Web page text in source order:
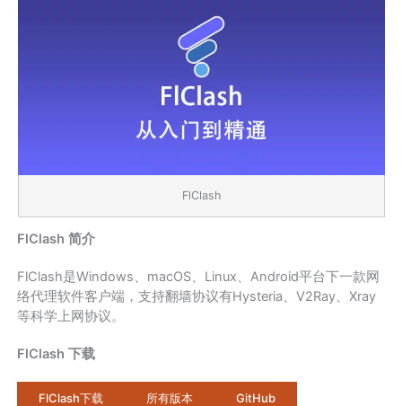
FlClash
FlClash 简介
FlClash是Windows、macOS、Linux、Android平台下一款网
络代理软件客户端，支持翻墙协议有Hysteria、V2Ray、Xray
等科学上网协议。
FlClash 下载
FlClash下载 所有版本 GitHub